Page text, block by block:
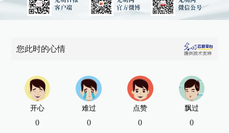
您此时的心情
开心
0
难过
0
点赞
0
飘过
0